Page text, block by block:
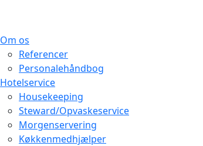
Om os
Referencer
Personalehåndbog
Hotelservice
Housekeeping
Steward/Opvaskeservice
Morgenservering
Køkkenmedhjælper